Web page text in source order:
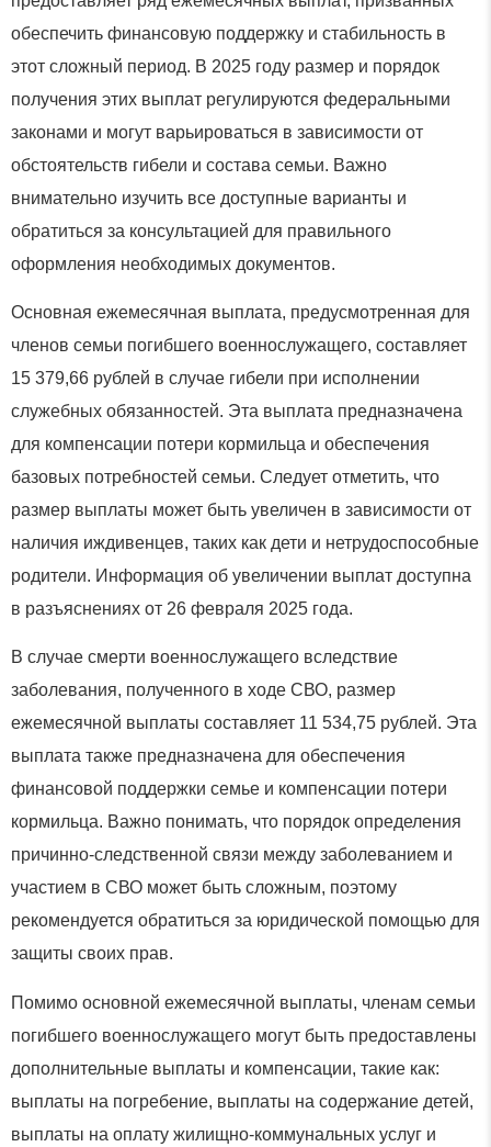
обеспечить финансовую поддержку и стабильность в
этот сложный период. В 2025 году размер и порядок
получения этих выплат регулируются федеральными
законами и могут варьироваться в зависимости от
обстоятельств гибели и состава семьи. Важно
внимательно изучить все доступные варианты и
обратиться за консультацией для правильного
оформления необходимых документов.
Основная ежемесячная выплата, предусмотренная для
членов семьи погибшего военнослужащего, составляет
15 379,66 рублей в случае гибели при исполнении
служебных обязанностей. Эта выплата предназначена
для компенсации потери кормильца и обеспечения
базовых потребностей семьи. Следует отметить, что
размер выплаты может быть увеличен в зависимости от
наличия иждивенцев, таких как дети и нетрудоспособные
родители. Информация об увеличении выплат доступна
в разъяснениях от 26 февраля 2025 года.
В случае смерти военнослужащего вследствие
заболевания, полученного в ходе СВО, размер
ежемесячной выплаты составляет 11 534,75 рублей. Эта
выплата также предназначена для обеспечения
финансовой поддержки семье и компенсации потери
кормильца. Важно понимать, что порядок определения
причинно-следственной связи между заболеванием и
участием в СВО может быть сложным, поэтому
рекомендуется обратиться за юридической помощью для
защиты своих прав.
Помимо основной ежемесячной выплаты, членам семьи
погибшего военнослужащего могут быть предоставлены
дополнительные выплаты и компенсации, такие как:
выплаты на погребение, выплаты на содержание детей,
выплаты на оплату жилищно-коммунальных услуг и